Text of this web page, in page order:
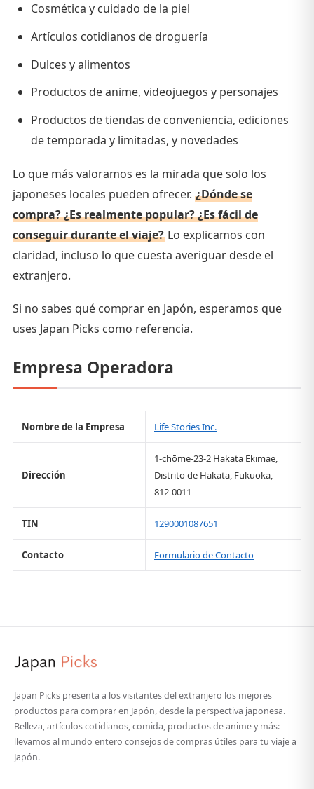
Cosmética y cuidado de la piel
Artículos cotidianos de droguería
Dulces y alimentos
Productos de anime, videojuegos y personajes
Productos de tiendas de conveniencia, ediciones
de temporada y limitadas, y novedades
Lo que más valoramos es la mirada que solo los
japoneses locales pueden ofrecer. ¿Dónde se
compra? ¿Es realmente popular? ¿Es fácil de
conseguir durante el viaje? Lo explicamos con
claridad, incluso lo que cuesta averiguar desde el
extranjero.
Si no sabes qué comprar en Japón, esperamos que
uses Japan Picks como referencia.
Empresa Operadora
Nombre de la Empresa Life Stories Inc.
Dirección
1-chōme-23-2 Hakata Ekimae,
Distrito de Hakata, Fukuoka,
812-0011
TIN 1290001087651
Contacto Formulario de Contacto
Japan Picks presenta a los visitantes del extranjero los mejores
productos para comprar en Japón, desde la perspectiva japonesa.
Belleza, artículos cotidianos, comida, productos de anime y más:
llevamos al mundo entero consejos de compras útiles para tu viaje a
Japón.